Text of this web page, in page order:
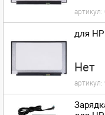
артикул:
для
Нет
артикул: